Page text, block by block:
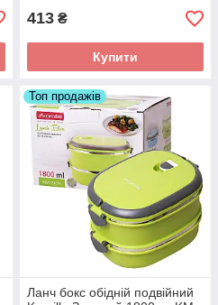
413 ₴
Купити
Топ продажів
Ланч бокс обідній подвійний